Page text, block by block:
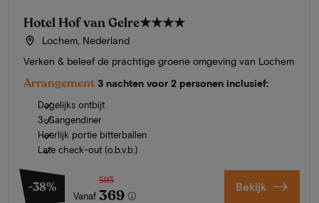
Hotel Hof van Gelre★★★★
Lochem, Nederland
Verken & beleef de prachtige groene omgeving van Lochem
Arrangement 3 nachten voor 2 personen inclusief:
Dagelijks ontbijt
3-Gangendiner
Heerlijk portie bitterballen
Late check-out (o.b.v.b.)
-38%
Vanaf
593
369 Bekijk